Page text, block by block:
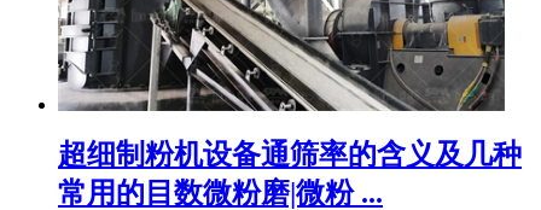
超细制粉机设备通筛率的含义及几种
常用的目数微粉磨|微粉 ...